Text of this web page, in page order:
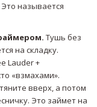
называется
Тушь без
на складку.
Lauder +
«взмахами».
вверх, а потом
Это займет на